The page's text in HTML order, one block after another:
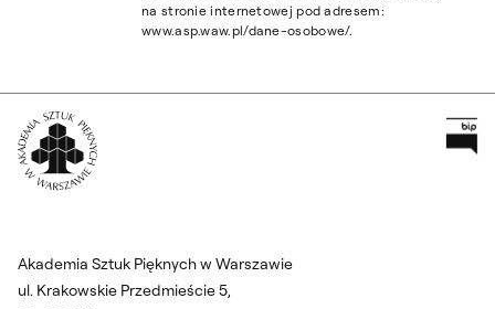
na stronie internetowej pod adresem:
www.asp.waw.pl/dane-osobowe/.
Akademia Sztuk Pięknych w Warszawie
ul. Krakowskie Przedmieście 5,